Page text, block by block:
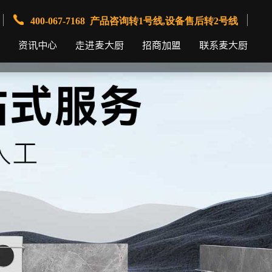
400-067-7168 产品咨询转1号线,设备售后转2号线
资讯中心 走进麦大厨 招商加盟 联系麦大厨